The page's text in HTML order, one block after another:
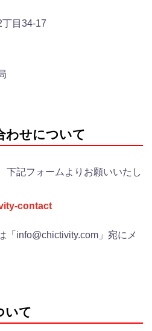
目34-17
わせについて
下記フォームよりお願いいたし
contact
「info@chictivity.com」宛にメ
いて